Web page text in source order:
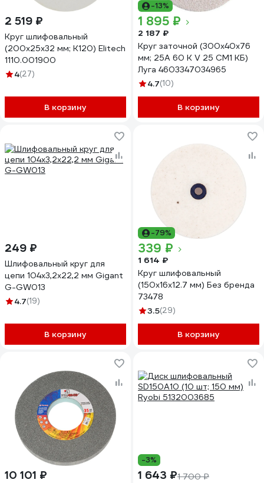
2 519 ₽
Круг шлифовальный
(200х25х32 мм; К120) Elitech
1110.001900
4(27)
В корзину
-13%
1 895 ₽
2 187 ₽
Круг заточной (300х40х76
мм; 25А 60 К V 25 СМ1 КБ)
Луга 4603347034965
4.7(10)
В корзину
249 ₽
Шлифовальный круг для
цепи 104x3,2x22,2 мм Gigant
G-GW013
4.7(19)
В корзину
-79%
339 ₽
1 614 ₽
Круг шлифовальный
(150х16х12.7 мм) Без бренда
73478
3.5(29)
В корзину
10 101 ₽
-3%
1 643 ₽1 700 ₽